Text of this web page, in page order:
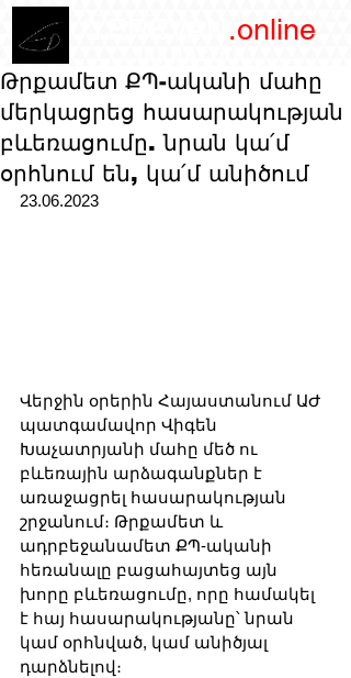
.online
Թրքամետ ՔՊ-ականի մահը
մերկացրեց հասարակության
բևեռացումը. նրան կա՛մ
օրհնում են, կա՛մ անիծում
23.06.2023
Վերջին օրերին Հայաստանում ԱԺ
պատգամավոր Վիգեն
Խաչատրյանի մահը մեծ ու
բևեռային արձագանքներ է
առաջացրել հասարակության
շրջանում։ Թրքամետ և
ադրբեջանամետ ՔՊ-ականի
հեռանալը բացահայտեց այն
խորը բևեռացումը, որը համակել
է հայ հասարակությանը՝ նրան
կամ օրհնված, կամ անիծյալ
դարձնելով։